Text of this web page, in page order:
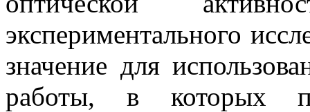
экспериментального
значение для
работы, в которых